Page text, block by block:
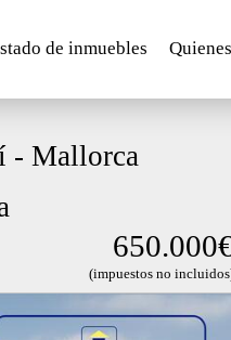
de inmuebles
- Mallorca
(impuestos no
Next